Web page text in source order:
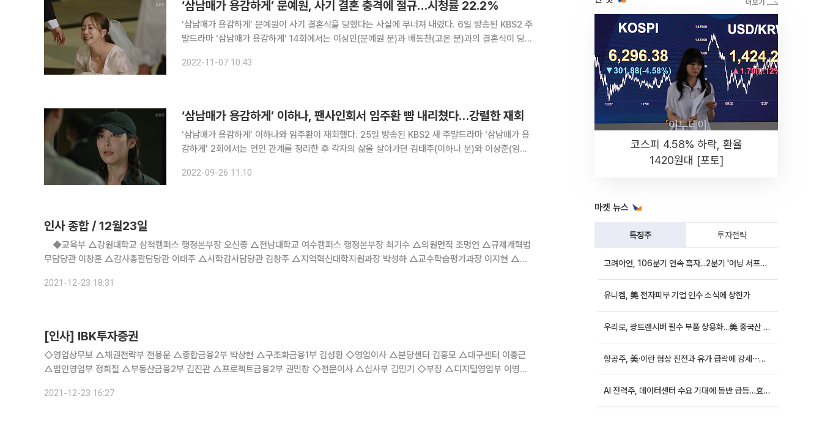
‘삼남매가 용감하게’ 문예원, 사기 결혼 충격에 절규…시청률 22.2%
‘삼남매가 용감하게’ 문예원이 사기 결혼식을 당했다는 사실에 무너져 내렸다. 6일 방송된 KBS2 주
말드라마 ‘삼남매가 용감하게’ 14회에서는 이상민(문예원 분)과 배동찬(고온 분)과의 결혼식이 당일
2022-11-07 10:43
‘삼남매가 용감하게’ 이하나, 팬사인회서 임주환 뺨 내리쳤다…강렬한 재회
‘삼남매가 용감하게’ 이하나와 임주환이 재회했다. 25일 방송된 KBS2 새 주말드라마 ‘삼남매가 용
감하게’ 2회에서는 연인 관계를 정리한 후 각자의 삶을 살아가던 김태주(이하나 분)와 이상준(임주
2022-09-26 11:10
인사 종합 / 12월23일
◆교육부 △강원대학교 삼척캠퍼스 행정본부장 오신종 △전남대학교 여수캠퍼스 행정본부장 최기수 △의원면직 조명연 △규제개혁법
무담당관 이창훈 △감사총괄담당관 이태주 △사학감사담당관 김창주 △지역혁신대학지원과장 박성하 △교수학습평가과장 이지현 △학
2021-12-23 18:31
[인사] IBK투자증권
◇영업상무보 △채권전략부 전용운 △종합금융2부 박상현 △구조화금융1부 김성환 ◇영업이사 △분당센터 김홍모 △대구센터 이충근
△법인영업부 정희철 △부동산금융2부 김진관 △프로젝트금융2부 권민창 ◇전문이사 △심사부 김민기 ◇부장 △디지털영업부 이병준
2021-12-23 16:27
코스피 4.58% 하락, 환율
1420원대 [포토]
마켓 뉴스
특징주 투자전략
고려아연, 106분기 연속 흑자...2분기 '어닝 서프라이즈'에 장 초반 12%대 강세
유니켐, 美 전자피부 기업 인수 소식에 상한가
우리로, 광트랜시버 필수 부품 상용화...美 중국산 퇴출 추진에 상승세
항공주, 美·이란 협상 진전과 유가 급락에 강세⋯한진칼 8%↑
AI 전력주, 데이터센터 수요 기대에 동반 급등…효성중공업 10%↑